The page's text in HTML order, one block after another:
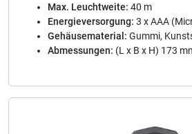
Max. Leuchtweite: 40 m
Energieversorgung: 3 x AAA
Gehäusematerial: Gummi,
Abmessungen: (L x B x H) 173